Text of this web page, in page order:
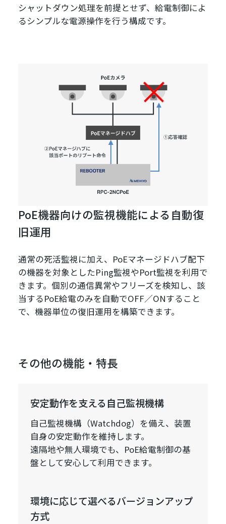
シャットダウン処理を前提とせず、給電制御によ
るシンプルな電源操作を行う構成です。
PoE機器向けの監視機能による自動復
旧運用
通常の死活監視に加え、PoEマネージドハブ配下
の機器を対象としたPing監視やPort監視を利用で
きます。個別の通信異常やフリーズを検知し、該
当するPoE給電のみを自動でOFF／ONすること
で、機器単位の復旧運用を構築できます。
その他の機能・特長
安定動作を支える自己監視機構
自己監視機構（Watchdog）を備え、装置
自身の安定動作を維持します。
遠隔地や無人環境でも、PoE給電制御の基
盤として安心して利用できます。
環境に応じて選べるバージョンアップ
方式